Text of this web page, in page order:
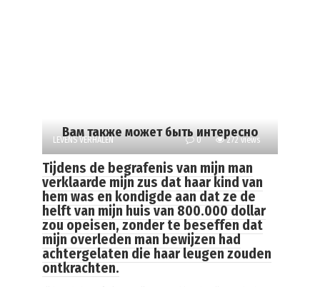
Вам также может быть интересно
LEVENS VERHALEN 0 272 views
Tijdens de begrafenis van mijn man
verklaarde mijn zus dat haar kind van
hem was en kondigde aan dat ze de
helft van mijn huis van 800.000 dollar
zou opeisen, zonder te beseffen dat
mijn overleden man bewijzen had
achtergelaten die haar leugen zouden
ontkrachten.